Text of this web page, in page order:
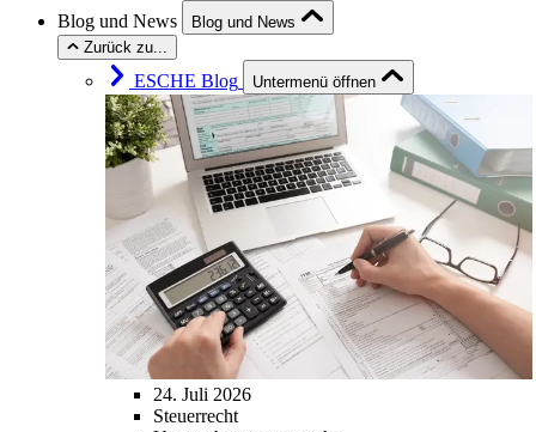
Blog und News
Blog und News
Zurück zu...
ESCHE Blog Untermenü öffnen
24. Juli 2026
Steuerrecht